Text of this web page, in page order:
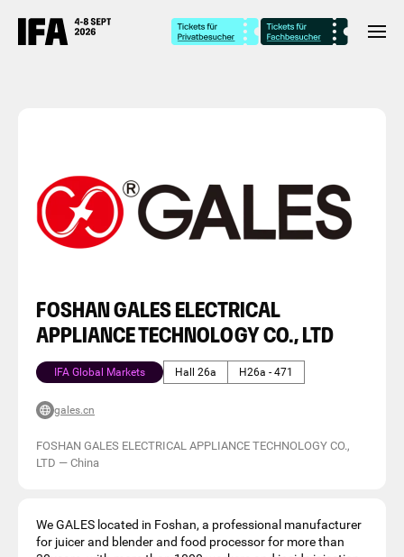
FOSHAN GALES ELECTRICAL
APPLIANCE TECHNOLOGY CO., LTD
IFA Global Markets Hall 26a H26a - 471
gales.cn
FOSHAN GALES ELECTRICAL APPLIANCE TECHNOLOGY CO.,
LTD — China
We GALES located in Foshan, a professional manufacturer
for juicer and blender and food processor for more than